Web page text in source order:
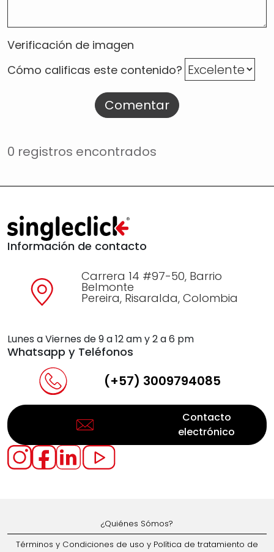
Verificación de imagen
Cómo calificas este contenido?
Comentar
0 registros encontrados
Información de contacto
Carrera 14 #97-50, Barrio
Belmonte
Pereira, Risaralda, Colombia
Lunes a Viernes de 9 a 12 am y 2 a 6 pm
Whatsapp y Teléfonos
(+57) 3009794085
Contacto
electrónico
¿Quiénes Sómos?
Términos y Condiciones de uso y Política de tratamiento de